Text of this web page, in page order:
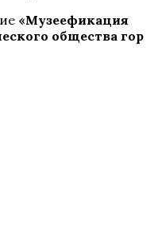
«Музеефикация
общества гор